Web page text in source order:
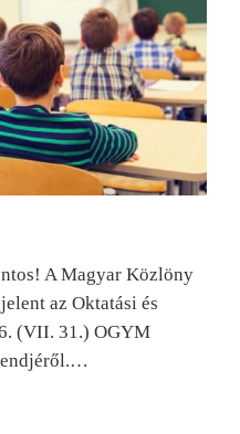
A Magyar Közlöny
az Oktatási és
(VII. 31.) OGYM